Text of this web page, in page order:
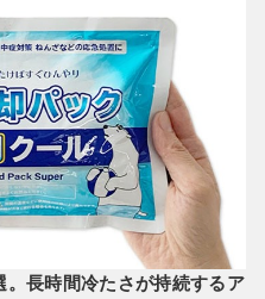
長時間冷たさが持続するア